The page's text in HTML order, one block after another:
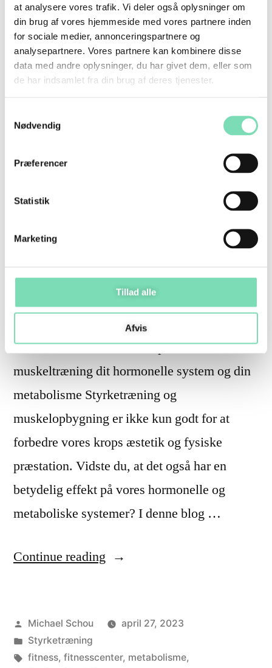
at analysere vores trafik. Vi deler også oplysninger om
din brug af vores hjemmeside med vores partnere inden
for sociale medier, annonceringspartnere og
analysepartnere. Vores partnere kan kombinere disse
data med andre oplysninger, du har givet dem, eller som
de har indsamlet fra din brug af deres tjenester.
Nødvendig
Præferencer
Statistik
Marketing
Tillad alle
Afvis
Sådan påvirker
muskeltræning dit
hormonelle system og
Sådan påvirker muskeltræning dit hormonelle
system og din metabolismE Blog
Fitnessmentor Klub Sådan påvirker
muskeltræning dit hormonelle system og din
metabolisme Styrketræning og
muskelopbygning er ikke kun godt for at
forbedre vores krops æstetik og fysiske
præstation. Vidste du, at det også har en
betydelig effekt på vores hormonelle og
metaboliske systemer? I denne blog …
Continue reading
Michael Schou
april 27, 2023
Styrketræning
fitness, fitnesscenter, metabolisme,